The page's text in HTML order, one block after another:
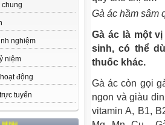
nghiệm
niệm
động
tuyến
Gà ác hầm sâm
Gà ác là một
sinh, có thể
thuốc khác.
Gà ác còn gọi
ngon và giàu
vitamin A, B1,